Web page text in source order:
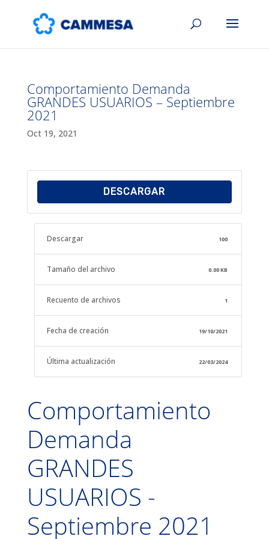
Comportamiento Demanda
GRANDES USUARIOS – Septiembre
2021
Oct 19, 2021
DESCARGAR
Descargar 100
Tamaño del archivo 0.00 KB
Recuento de archivos 1
Fecha de creación 19/10/2021
Última actualización 22/03/2024
Comportamiento
Demanda
GRANDES
USUARIOS -
Septiembre 2021